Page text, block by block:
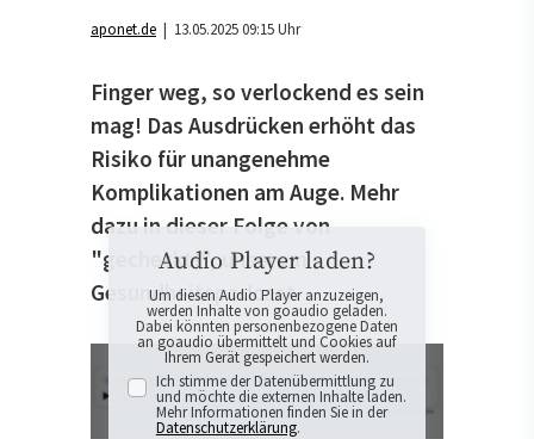
aponet.de | 13.05.2025 09:15 Uhr
Finger weg, so verlockend es sein
mag! Das Ausdrücken erhöht das
Risiko für unangenehme
Komplikationen am Auge. Mehr
dazu in dieser Folge von
"gecheckt!", unserem
Gesundheitspodcast.
Audio Player laden?
Um diesen Audio Player anzuzeigen,
werden Inhalte von goaudio geladen.
Dabei könnten personenbezogene Daten
an goaudio übermittelt und Cookies auf
Ihrem Gerät gespeichert werden.
Ich stimme der Datenübermittlung zu
und möchte die externen Inhalte laden.
Mehr Informationen finden Sie in der
Datenschutzerklärung.